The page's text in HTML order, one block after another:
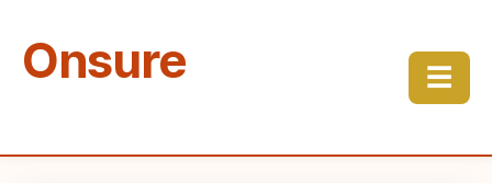
Onsure ☰